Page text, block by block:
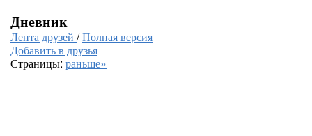
Дневник
Лента друзей /Полная версия
Добавить в друзья
Страницы: раньше»